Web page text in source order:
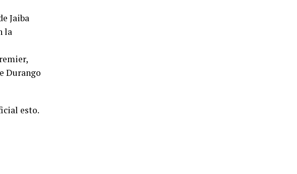
Jaiba
la
Durango
esto.